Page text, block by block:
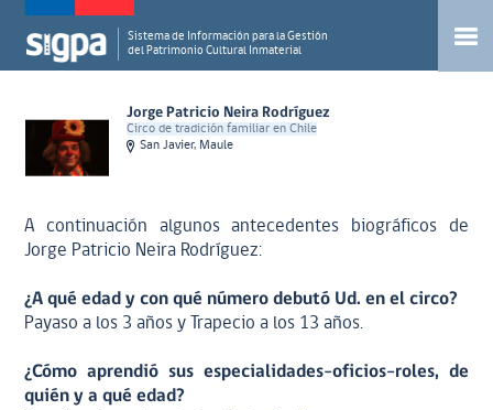
Sistema de Información para la Gestión
del Patrimonio Cultural Inmaterial
Jorge Patricio Neira Rodríguez
Circo de tradición familiar en Chile
San Javier, Maule
A continuación algunos antecedentes biográficos de
Jorge Patricio Neira Rodríguez:
¿A qué edad y con qué número debutó Ud. en el circo?
Payaso a los 3 años y Trapecio a los 13 años.
¿Cómo aprendió sus especialidades-oficios-roles, de
quién y a qué edad?